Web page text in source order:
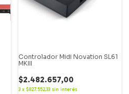
Controlador Midi Novation SL61
MKIII
$2.482.657,00
3 x $827.552,33 sin interés